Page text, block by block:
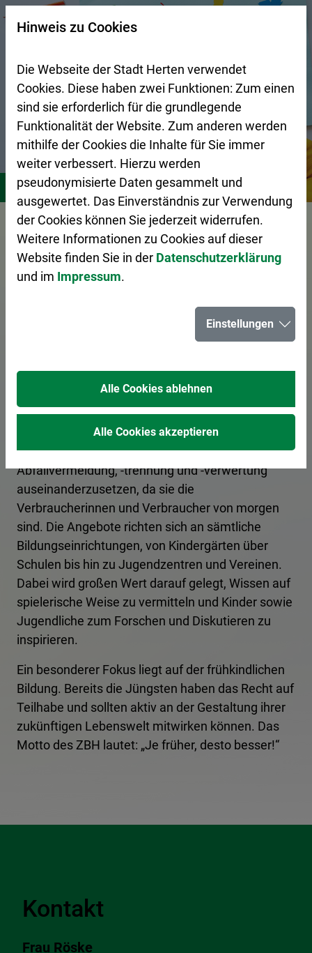
Zur Startseite (Schnelltaste 0)
Zum Seitenanfang springen (Schnelltaste A)
Zur Navigation/Menü springen (Schnelltaste M)
Zur Suche springen (Schnelltaste 8)
Zum Inhalt springen (Schnelltaste I)
Zum Fußbereich springen (Schnelltaste Z)
Stadtgestaltung Zentraler Betriebshof Herten (ZBH)
Vorlesen
Umweltpädagogik
Im Rahmen der Abfallpädagogik bietet der
Zentrale Betriebshof Herten (ZBH) Kindern die
Möglichkeit, sich frühzeitig mit den Themen
Abfallvermeidung, -trennung und -verwertung
auseinanderzusetzen, da sie die
Verbraucherinnen und Verbraucher von morgen
sind. Die Angebote richten sich an sämtliche
Bildungseinrichtungen, von Kindergärten über
Schulen bis hin zu Jugendzentren und Vereinen.
Dabei wird großen Wert darauf gelegt, Wissen auf
spielerische Weise zu vermitteln und Kinder sowie
Jugendliche zum Forschen und Diskutieren zu
inspirieren.
Ein besonderer Fokus liegt auf der frühkindlichen
Bildung. Bereits die Jüngsten haben das Recht auf
Teilhabe und sollten aktiv an der Gestaltung ihrer
zukünftigen Lebenswelt mitwirken können. Das
Motto des ZBH lautet: „Je früher, desto besser!“
Kontakt
Frau Röske
Suchseite mit Schnellsuche
Hinweis zu Cookies
Die Webseite der Stadt Herten verwendet
Cookies. Diese haben zwei Funktionen: Zum einen
sind sie erforderlich für die grundlegende
Funktionalität der Website. Zum anderen werden
mithilfe der Cookies die Inhalte für Sie immer
weiter verbessert. Hierzu werden
pseudonymisierte Daten gesammelt und
ausgewertet. Das Einverständnis zur Verwendung
der Cookies können Sie jederzeit widerrufen.
Weitere Informationen zu Cookies auf dieser
Website finden Sie in der Datenschutzerklärung
und im Impressum.
Einstellungen
Alle Cookies ablehnen
Alle Cookies akzeptieren